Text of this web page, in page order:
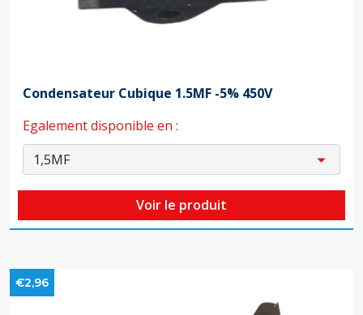
Condensateur Cubique 1.5MF -5% 450V
Egalement disponible en :
Voir le produit
€2,96